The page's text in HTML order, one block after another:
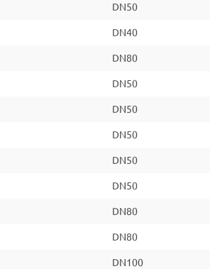
DN50
DN40
DN80
DN50
DN50
DN50
DN50
DN50
DN80
DN80
DN100